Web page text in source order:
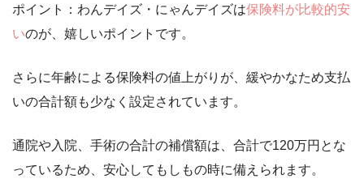
ポイント：わんデイズ・にゃんデイズは保険料が比較的安
いのが、嬉しいポイントです。
さらに年齢による保険料の値上がりが、緩やかなため支払
いの合計額も少なく設定されています。
通院や入院、手術の合計の補償額は、合計で120万円とな
っているため、安心してもしもの時に備えられます。